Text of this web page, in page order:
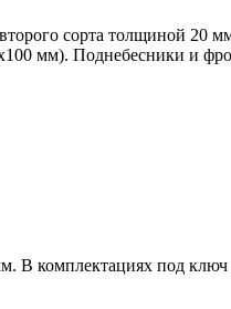
сорта толщиной 20
мм). Поднебесники и
В комплектациях под